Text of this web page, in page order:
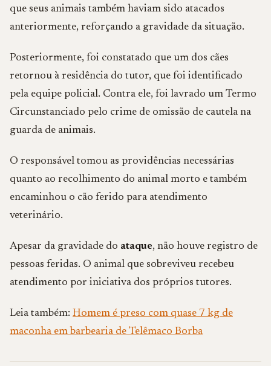
que seus animais também haviam sido atacados
anteriormente, reforçando a gravidade da situação.
Posteriormente, foi constatado que um dos cães
retornou à residência do tutor, que foi identificado
pela equipe policial. Contra ele, foi lavrado um Termo
Circunstanciado pelo crime de omissão de cautela na
guarda de animais.
O responsável tomou as providências necessárias
quanto ao recolhimento do animal morto e também
encaminhou o cão ferido para atendimento
veterinário.
Apesar da gravidade do ataque, não houve registro de
pessoas feridas. O animal que sobreviveu recebeu
atendimento por iniciativa dos próprios tutores.
Leia também: Homem é preso com quase 7 kg de
maconha em barbearia de Telêmaco Borba